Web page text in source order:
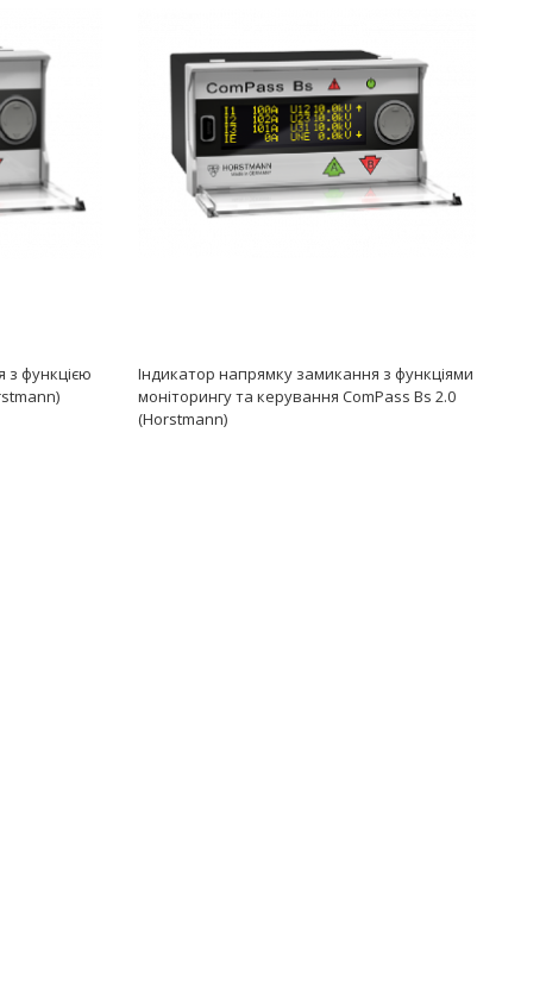
з функцією
Індикатор напрямку замикання з функціями
моніторингу та керування ComPass Bs 2.0
(Horstmann)